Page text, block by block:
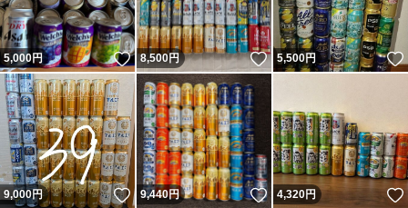
5,000円 いいね！
8,500円 いいね！
5,500円
9,000円 いいね！
9,440円 いいね！
4,320円